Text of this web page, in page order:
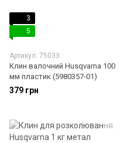
3
5
Артикул: 75033
Клин валочний Husqvarna 100
мм пластик (5980357-01)
379 грн